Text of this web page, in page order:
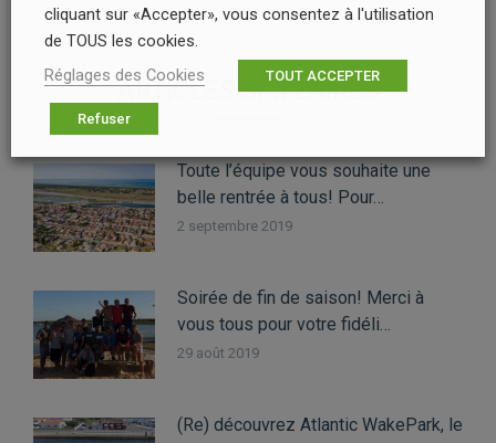
ARTICLES SIMILAIRES
Toute l’équipe vous souhaite une
belle rentrée à tous! Pour…
2 septembre 2019
Soirée de fin de saison! Merci à
vous tous pour votre fidéli…
29 août 2019
(Re) découvrez Atlantic WakePark, le
cliquant sur «Accepter», vous consentez à l'utilisation
de TOUS les cookies.
Réglages des Cookies
TOUT ACCEPTER
Refuser